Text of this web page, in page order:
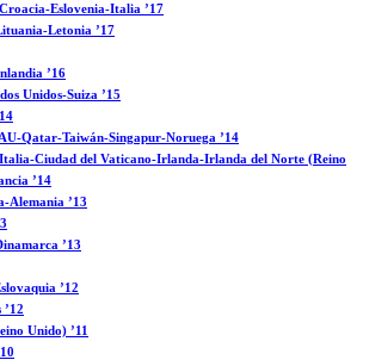
Eslovenia-Italia ’17
Letonia ’17
’16
Unidos-Suiza ’15
Qatar-Taiwán-Singapur-Noruega ’14
Ciudad del Vaticano-Irlanda-Irlanda del Norte (Reino
’14
Alemania ’13
’13
’12
Unido) ’11